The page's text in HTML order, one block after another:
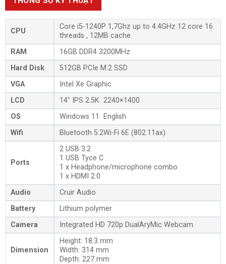
CPU
Core i5-1240P 1,7Ghz up to 4.4GHz 12 core 16
threads , 12MB cache.
RAM
16GB DDR4 3200MHz
Hard Disk
512GB PCIe M.2 SSD
VGA
Intel Xe Graphic
LCD
14″ IPS 2.5K 2240×1400
OS
Windows 11 English
Wifi
Bluetooth 5.2Wi-Fi 6E (802.11ax)
Ports
2 USB 3.2
1 USB Tyce C
1 x Headphone/microphone combo
1 x HDMI 2.0
Audio
Cruir Audio
Battery
Lithium polymer
Camera
Integrated HD 720p DualAryMic Webcam
Dimension
Height: 18.3 mm
Width: 314 mm
Depth: 227 mm